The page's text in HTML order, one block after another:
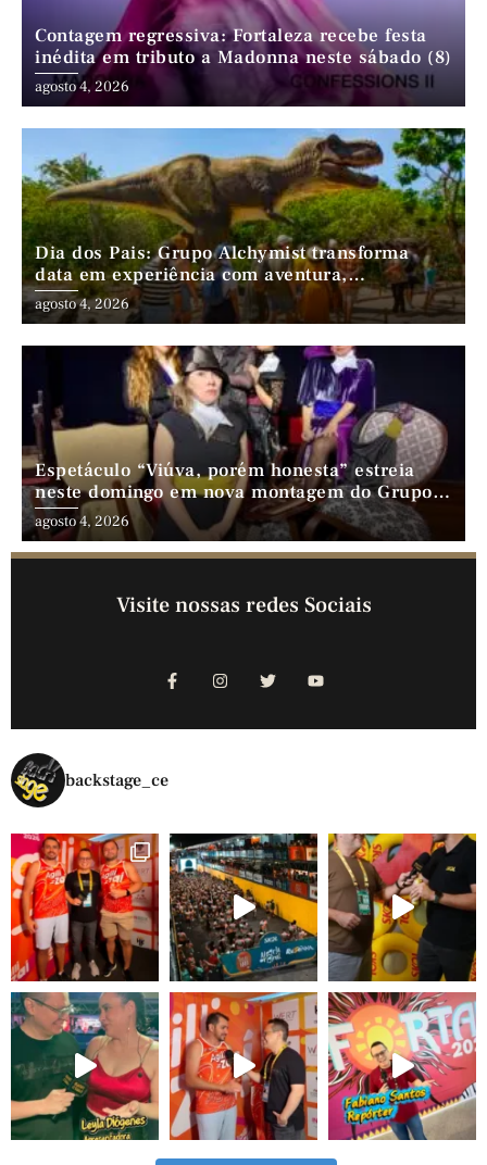
Contagem regressiva: Fortaleza recebe festa
inédita em tributo a Madonna neste sábado (8)
agosto 4, 2026
Dia dos Pais: Grupo Alchymist transforma
data em experiência com aventura,
gastronomia e lazer em família
agosto 4, 2026
Espetáculo “Viúva, porém honesta” estreia
neste domingo em nova montagem do Grupo
Comédia Cearense
agosto 4, 2026
Visite nossas redes Sociais
backstage_ce